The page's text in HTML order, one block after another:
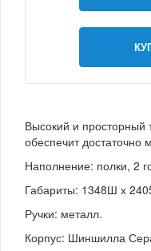
Высокий и просторный
обеспечит достаточно
Наполнение: полки, 2
Габариты: 1348Ш х
Ручки: металл.
Корпус: Шиншилла